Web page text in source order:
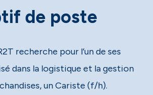
de poste
recherche pour l’un de ses
dans la logistique et la gestion
un Cariste (f/h).